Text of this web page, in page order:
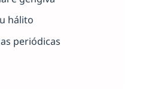
hálito
periódicas